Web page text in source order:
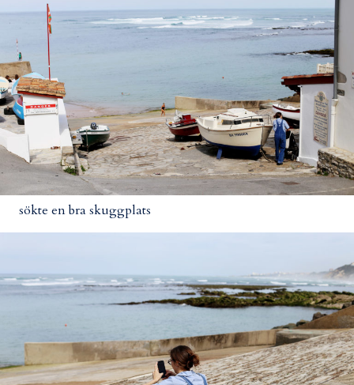
sökte en bra skuggplats